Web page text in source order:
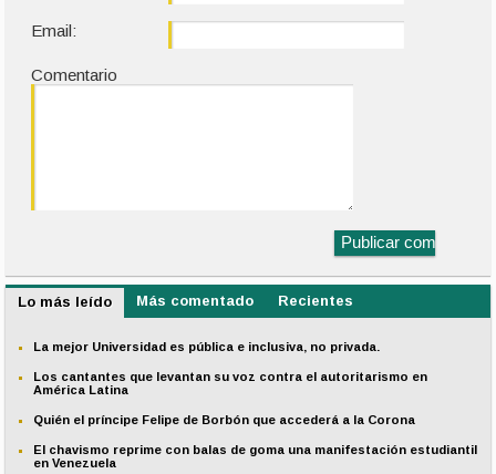
Email:
Comentario
Lo más leído Más comentado Recientes
La mejor Universidad es pública e inclusiva, no privada.
Los cantantes que levantan su voz contra el autoritarismo en
América Latina
Quién el príncipe Felipe de Borbón que accederá a la Corona
El chavismo reprime con balas de goma una manifestación estudiantil
en Venezuela